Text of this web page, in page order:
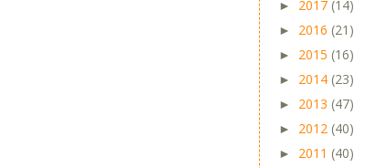
► 2017 (14)
► 2016 (21)
► 2015 (16)
► 2014 (23)
► 2013 (47)
► 2012 (40)
► 2011 (40)